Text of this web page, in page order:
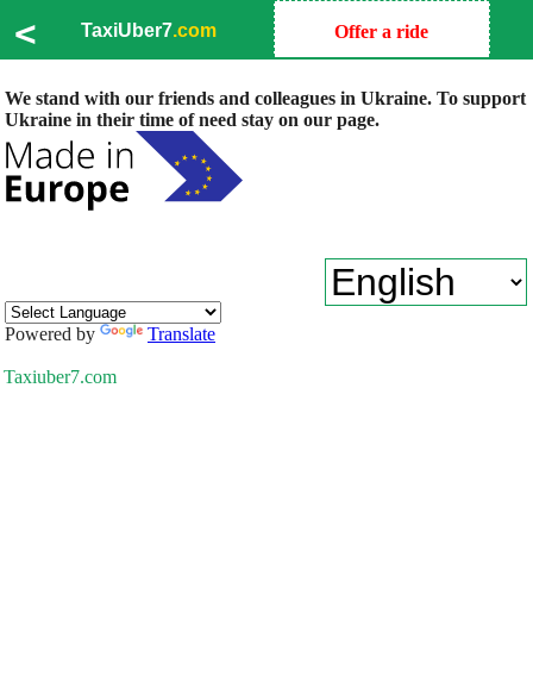
< TaxiUber7.com Offer a ride
We stand with our friends and colleagues in Ukraine. To support
Ukraine in their time of need stay on our page.
Powered by Translate
Taxiuber7.com